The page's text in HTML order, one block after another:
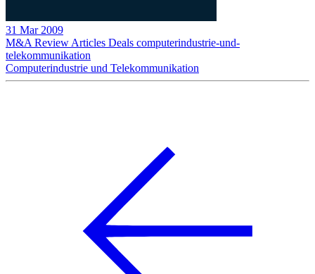
31 Mar 2009
M&A Review Articles Deals computerindustrie-und-
telekommunikation
Computerindustrie und Telekommunikation